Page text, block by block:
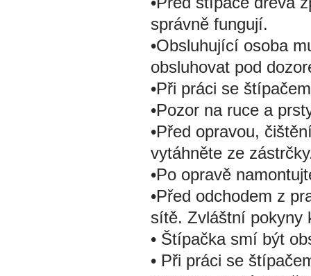
správně fungují.
•Obsluhující osoba
obsluhovat pod
•Při práci se
•Pozor na ruce a
•Před opravou,
vytáhněte ze
•Po opravě
•Před odchodem z
sítě. Zvláštní pokyny
• Štípačka smí být
• Při práci se